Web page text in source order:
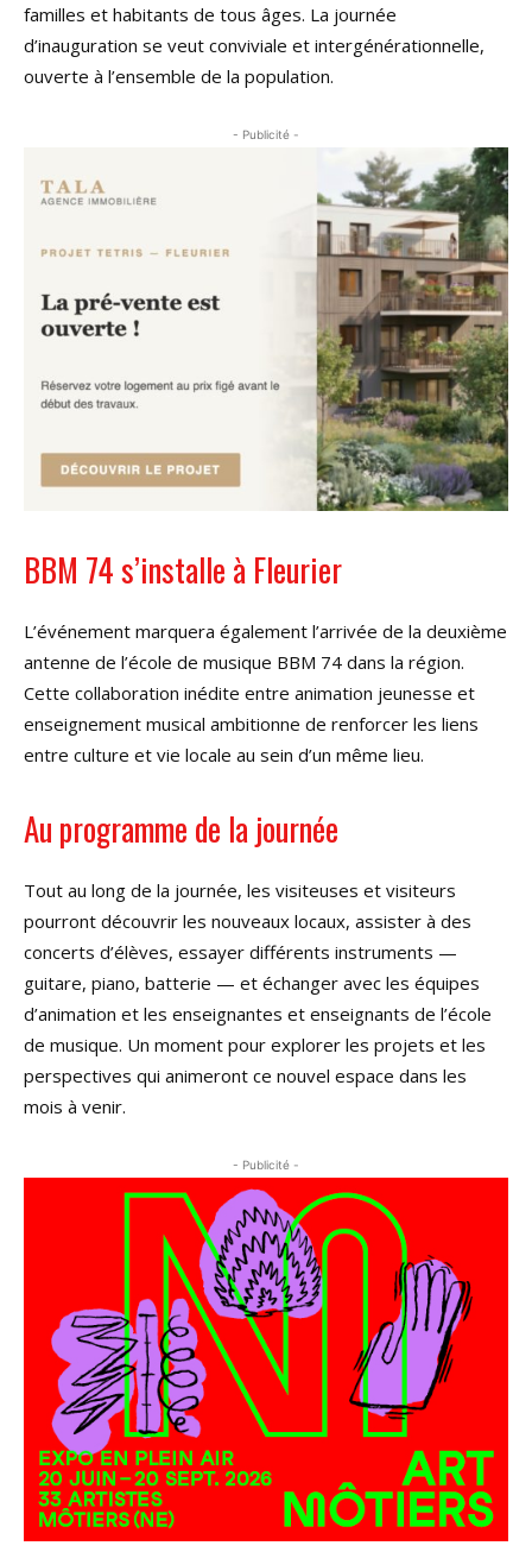
familles et habitants de tous âges. La journée
d’inauguration se veut conviviale et intergénérationnelle,
ouverte à l’ensemble de la population.
- Publicité -
BBM 74 s’installe à Fleurier
L’événement marquera également l’arrivée de la deuxième
antenne de l’école de musique BBM 74 dans la région.
Cette collaboration inédite entre animation jeunesse et
enseignement musical ambitionne de renforcer les liens
entre culture et vie locale au sein d’un même lieu.
Au programme de la journée
Tout au long de la journée, les visiteuses et visiteurs
pourront découvrir les nouveaux locaux, assister à des
concerts d’élèves, essayer différents instruments —
guitare, piano, batterie — et échanger avec les équipes
d’animation et les enseignantes et enseignants de l’école
de musique. Un moment pour explorer les projets et les
perspectives qui animeront ce nouvel espace dans les
mois à venir.
- Publicité -